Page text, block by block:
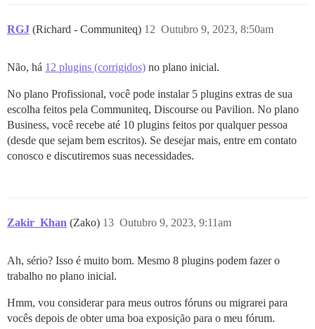
RGJ (Richard - Communiteq) Outubro 9, 2023, 8:50am
12
Não, há 12 plugins (corrigidos) no plano inicial.
No plano Profissional, você pode instalar 5 plugins extras de sua
escolha feitos pela Communiteq, Discourse ou Pavilion. No plano
Business, você recebe até 10 plugins feitos por qualquer pessoa
(desde que sejam bem escritos). Se desejar mais, entre em contato
conosco e discutiremos suas necessidades.
Zakir_Khan (Zako) Outubro 9, 2023, 9:11am
13
Ah, sério? Isso é muito bom. Mesmo 8 plugins podem fazer o
trabalho no plano inicial.
Hmm, vou considerar para meus outros fóruns ou migrarei para
vocês depois de obter uma boa exposição para o meu fórum.